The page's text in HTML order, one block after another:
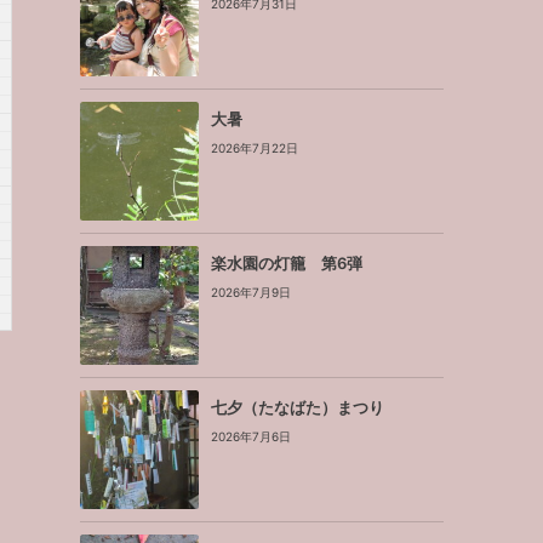
2026年7月31日
大暑
2026年7月22日
楽水園の灯籠 第6弾
2026年7月9日
七夕（たなばた）まつり
2026年7月6日